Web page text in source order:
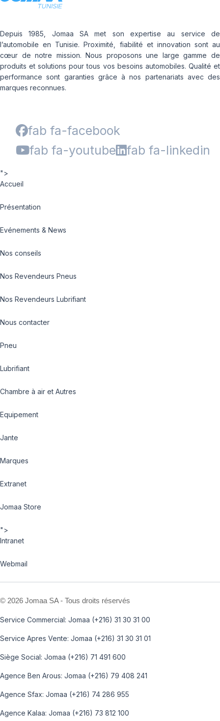
Depuis 1985, Jomaa SA met son expertise au service de
l’automobile en Tunisie. Proximité, fiabilité et innovation sont au
cœur de notre mission. Nous proposons une large gamme de
produits et solutions pour tous vos besoins automobiles. Qualité et
performance sont garanties grâce à nos partenariats avec des
marques reconnues.
fab fa-facebook
fab fa-youtube
fab fa-linkedin
">
Accueil
Présentation
Evénements & News
Nos conseils
Nos Revendeurs Pneus
Nos Revendeurs Lubrifiant
Nous contacter
Pneu
Lubrifiant
Chambre à air et Autres
Equipement
Jante
Marques
Extranet
Jomaa Store
">
Intranet
Webmail
© 2026 Jomaa SA - Tous droits réservés
Service Commercial: Jomaa (+216) 31 30 31 00
Service Apres Vente: Jomaa (+216) 31 30 31 01
Siège Social: Jomaa (+216) 71 491 600
Agence Ben Arous: Jomaa (+216) 79 408 241
Agence Sfax: Jomaa (+216) 74 286 955
Agence Kalaa: Jomaa (+216) 73 812 100